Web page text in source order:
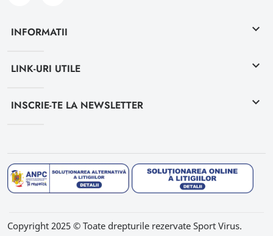
INFORMATII keyboard_arrow_down
LINK-URI UTILE keyboard_arrow_down
INSCRIE-TE LA NEWSLETTER keyboard_arrow_down
Copyright 2025 © Toate drepturile rezervate Sport Virus.